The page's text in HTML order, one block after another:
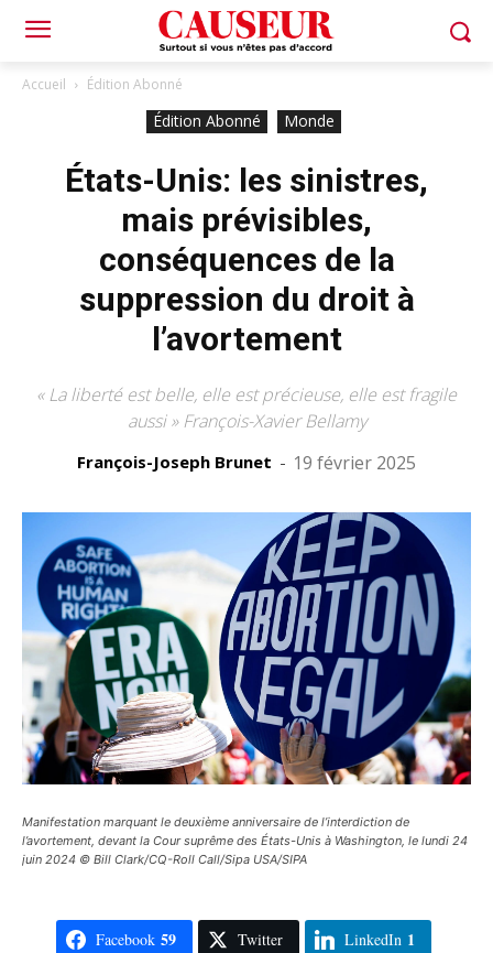
Accueil Édition Abonné
Édition Abonné Monde
États-Unis: les sinistres,
mais prévisibles,
conséquences de la
suppression du droit à
l’avortement
« La liberté est belle, elle est précieuse, elle est fragile
aussi » François-Xavier Bellamy
François-Joseph Brunet - 19 février 2025
Manifestation marquant le deuxième anniversaire de l’interdiction de
l’avortement, devant la Cour suprême des États-Unis à Washington, le lundi 24
juin 2024 © Bill Clark/CQ-Roll Call/Sipa USA/SIPA
Facebook 59 Twitter LinkedIn 1